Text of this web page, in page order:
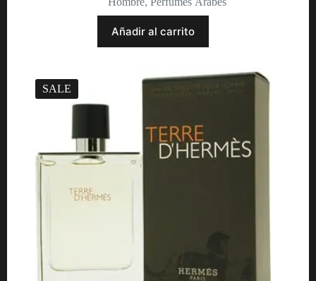
$ 349.990.
$ 289.990.
Añadir al carrito
SALE